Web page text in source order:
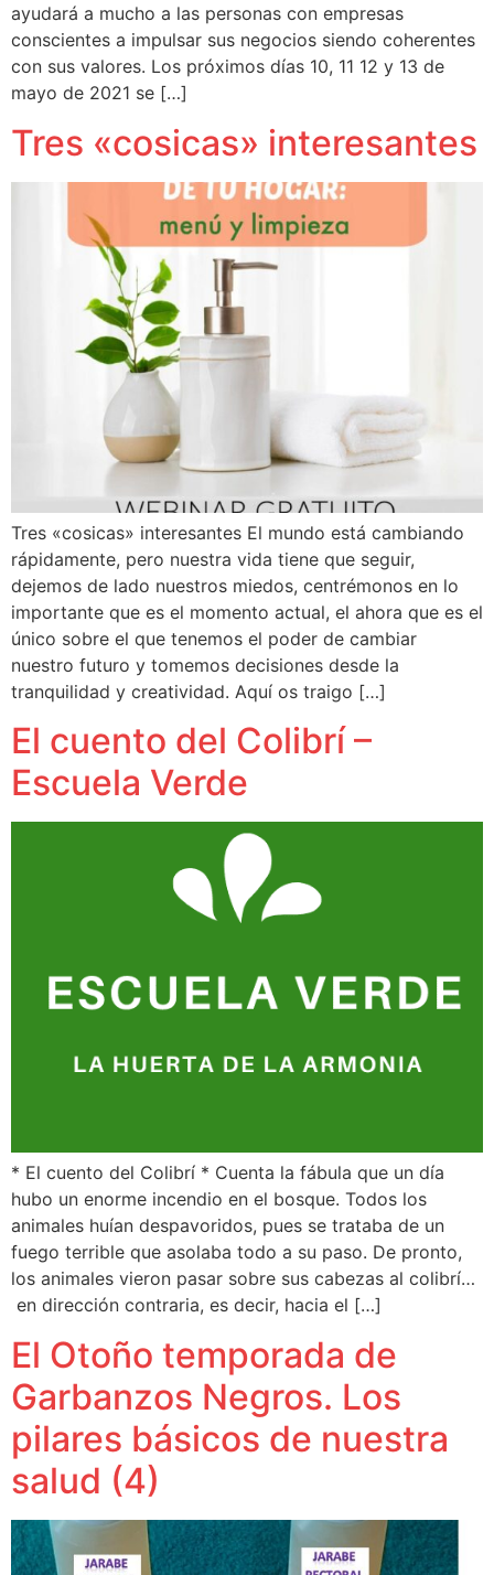
ayudará a mucho a las personas con empresas
conscientes a impulsar sus negocios siendo coherentes
con sus valores. Los próximos días 10, 11 12 y 13 de
mayo de 2021 se […]
Tres «cosicas» interesantes
Tres «cosicas» interesantes El mundo está cambiando
rápidamente, pero nuestra vida tiene que seguir,
dejemos de lado nuestros miedos, centrémonos en lo
importante que es el momento actual, el ahora que es el
único sobre el que tenemos el poder de cambiar
nuestro futuro y tomemos decisiones desde la
tranquilidad y creatividad. Aquí os traigo […]
El cuento del Colibrí –
Escuela Verde
* El cuento del Colibrí * Cuenta la fábula que un día
hubo un enorme incendio en el bosque. Todos los
animales huían despavoridos, pues se trataba de un
fuego terrible que asolaba todo a su paso. De pronto,
los animales vieron pasar sobre sus cabezas al colibrí…
en dirección contraria, es decir, hacia el […]
El Otoño temporada de
Garbanzos Negros. Los
pilares básicos de nuestra
salud (4)